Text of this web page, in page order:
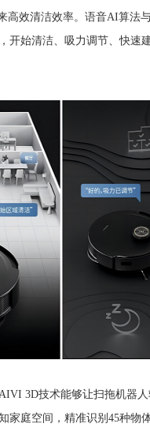
高效清洁效率。语音AI算法
开始清洁、吸力调节、快速
3D技术能够让扫拖机器人
家庭空间，精准识别45种物